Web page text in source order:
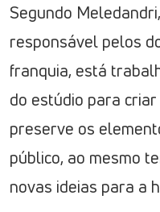
Segundo Meledandri,
responsável pelos
franquia, está
do estúdio para
preserve os
público, ao mesmo
novas ideias para a